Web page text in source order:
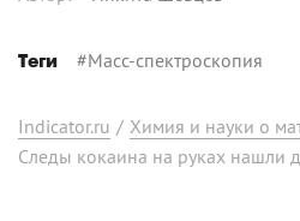
Теги #Масс-спектроскопия
Indicator.ru / Химия и науки о
Следы кокаина на руках нашли